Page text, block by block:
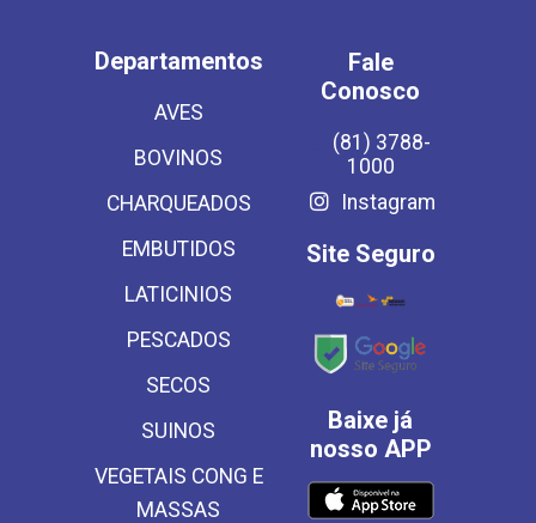
Departamentos
AVES
BOVINOS
CHARQUEADOS
EMBUTIDOS
LATICINIOS
PESCADOS
SECOS
SUINOS
VEGETAIS CONG E
MASSAS
Fale
Conosco
(81) 3788-
1000
Instagram
Site Seguro
Baixe já
nosso APP